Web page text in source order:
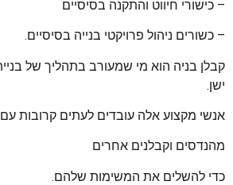
– כישורי חיווט והתקנה בסיסיים
– כשורים ניהול פרויקטי בנייה בסיסיים.
קבלן בניה הוא מי שמעורב בתהליך של
ישן.
אנשי מקצוע אלה עובדים לעתים קרובות
מהנדסים וקבלנים אחרים
כדי להשלים את המשימות שלהם.